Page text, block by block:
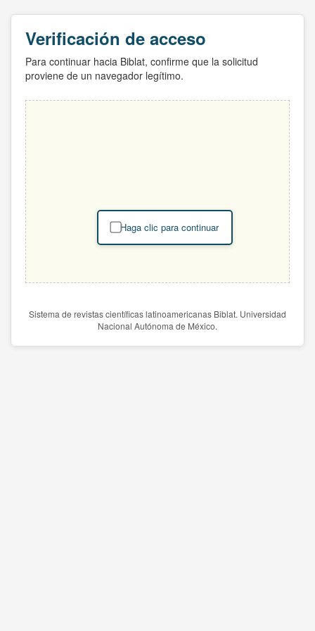
Verificación de acceso
Para continuar hacia Biblat, confirme que la solicitud
proviene de un navegador legítimo.
Haga clic para continuar
Sistema de revistas científicas latinoamericanas Biblat. Universidad
Nacional Autónoma de México.